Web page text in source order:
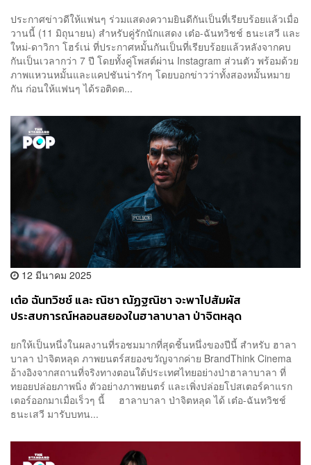
ประกาศข่าวดีให้แฟนๆ ร่วมแสดงความยินดีกันเป็นที่เรียบร้อยแล้วเมื่อ
วานนี้ (11 มิถุนายน) สำหรับคู่รักนักแสดง เต๋อ-ฉันทวิชช์ ธนะเสวี และ
ใหม่-ดาวิกา โฮร์เน่ ที่ประกาศหมั้นกันเป็นที่เรียบร้อยแล้วหลังจากคบ
กันเป็นเวลากว่า 7 ปี โดยทั้งคู่โพสต์ผ่าน Instagram ส่วนตัว พร้อมด้วย
ภาพแหวนหมั้นและแคปชันน่ารักๆ โดยบอกข่าวว่าทั้งสองหมั้นหมาย
กัน ก่อนให้แฟนๆ ได้รอติดต...
12 มีนาคม 2025
เต๋อ ฉันทวิชช์ และ ณิชา ณัฏฐณิชา จะพาไปสัมผัส
ประสบการณ์หลอนสยองในฮาลาบาลา ป่าจิตหลุด
ยกให้เป็นหนึ่งในผลงานที่รอชมมากที่สุดชิ้นหนึ่งของปีนี้ สำหรับ ฮาลา
บาลา ป่าจิตหลุด ภาพยนตร์สยองขวัญจากค่าย BrandThink Cinema
อ้างอิงจากสถานที่จริงทางตอนใต้ประเทศไทยอย่างป่าฮาลาบาลา ที่
ทยอยปล่อยภาพนิ่ง ตัวอย่างภาพยนตร์ และเพิ่งปล่อยโปสเตอร์คาแรก
เตอร์ออกมาเมื่อเร็วๆ นี้ ฮาลาบาลา ป่าจิตหลุด ได้ เต๋อ-ฉันทวิชช์
ธนะเสวี มารับบทน...